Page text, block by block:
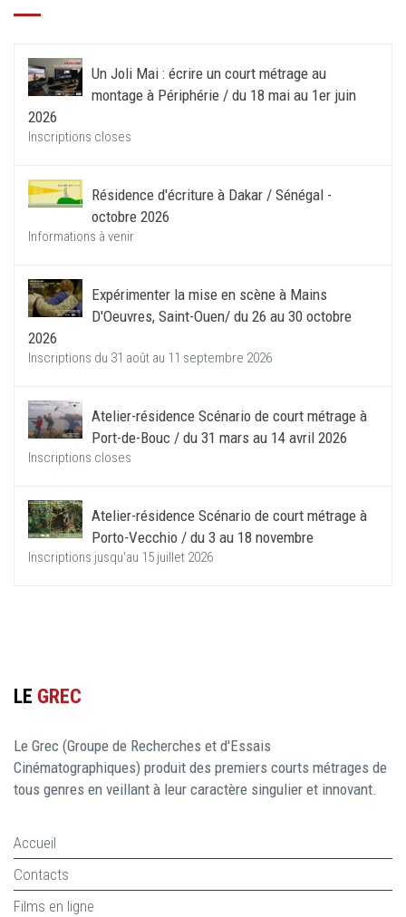
Un Joli Mai : écrire un court métrage au
montage à Périphérie / du 18 mai au 1er juin
2026
Inscriptions closes
Résidence d'écriture à Dakar / Sénégal -
octobre 2026
Informations à venir
Expérimenter la mise en scène à Mains
D'Oeuvres, Saint-Ouen/ du 26 au 30 octobre
2026
Inscriptions du 31 août au 11 septembre 2026
Atelier-résidence Scénario de court métrage à
Port-de-Bouc / du 31 mars au 14 avril 2026
Inscriptions closes
Atelier-résidence Scénario de court métrage à
Porto-Vecchio / du 3 au 18 novembre
Inscriptions jusqu'au 15 juillet 2026
LE GREC
Le Grec (Groupe de Recherches et d'Essais
Cinématographiques) produit des premiers courts métrages de
tous genres en veillant à leur caractère singulier et innovant.
Accueil
Contacts
Films en ligne